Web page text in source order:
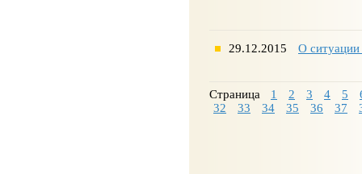
29.12.2015 О ситуации
Страница 1 2 3 4 5
32
33 34 35 36 37